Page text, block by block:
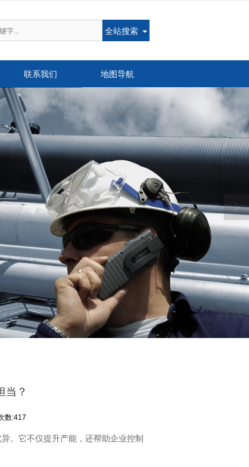
全站搜索
联系我们 地图导航
当？
数:417
。它不仅提升产能，还帮助企业控制